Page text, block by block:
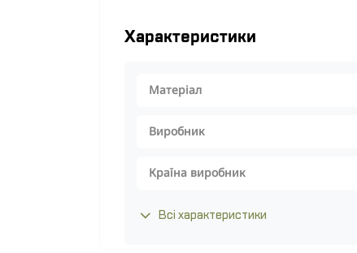
Характеристики
Матеріал
Виробник
Країна виробник
Всі характеристики